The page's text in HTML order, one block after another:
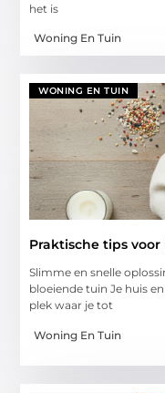
het is
Woning En Tuin
WONING EN TUIN
Praktische tips
Slimme en snelle
bloeiende tuin Je huis
plek waar je tot
Woning En Tuin